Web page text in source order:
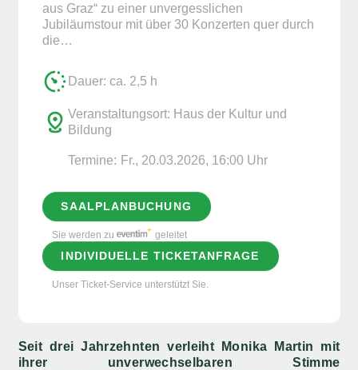
Seit drei Jahrzehnten verleiht Monika Martin mit
ihrer unverwechselbaren Stimme
aus Graz“ zu einer unvergesslichen
Jubiläumstour mit über 30 Konzerten quer durch
die…
Dauer: ca. 2,5 h
Veranstaltungsort: Haus der Kultur und
Bildung
Termine: Fr., 20.03.2026, ­16:00 Uhr
SAALPLANBUCHUNG
Sie werden zu geleitet
INDIVIDUELLE TICKETANFRAGE
Unser Ticket-Service unterstützt Sie.